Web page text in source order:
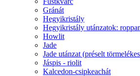
Gránát
Hegyikristály
Hegyikristály utánzatok:
Howlit
Jade
Jade utánzat (préselt
Jáspis - riolit
Kalcedon-csipkeachát